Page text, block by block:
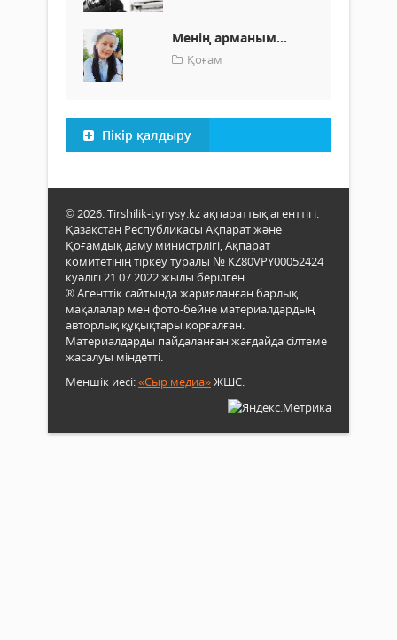
Менің арманым...
Қоғам
Пікір қалдыру
© 2026. Tirshilik-tynysy.kz ақпараттық агенттігі.
Қазақстан Республикасы Ақпарат және
Қоғамдық даму министрлігі, Ақпарат
комитетінің тіркеу туралы № KZ80VPY00052424
куәлігі 21.07.2022 жылы берілген.
® Агенттік сайтында жарияланған барлық
мақалалар мен фото-бейне материалдардың
авторлық құқықтары қорғалған.
Материалдарды пайдаланған жағдайда сілтеме
жасалуы міндетті.
Меншік иесі:«Сыр медиа»ЖШС.